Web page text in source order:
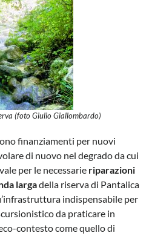
(foto Giulio Giallombardo)
finanziamenti per nuovi
di nuovo nel degrado da cui
per le necessarie riparazioni
largadella riserva di Pantalica
indispensabile per
da praticare in
contesto come quello di